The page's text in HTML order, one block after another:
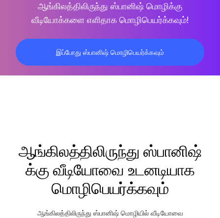
ஆங்கிலத்திலிருந்து ஸ்பானிஷ் மொழிக்கு
வீடியோக்களை எளிதாக மொழிபெயர்க்கவும்!
இப்போது ஸ்பானிஷ் மொழிபெயர்க்கவும்
ஆங்கிலத்திலிருந்து ஸ்பானிஷ்
க்கு வீடியோவை உடனடியாக
மொழிபெயர்க்கவும்
ஆங்கிலத்திலிருந்து ஸ்பானிஷ் மொழியில் வீடியோவை